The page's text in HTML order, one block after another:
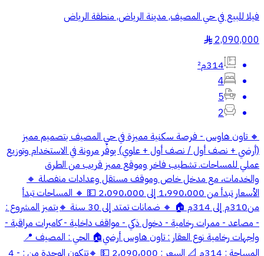
فيلا للبيع في حي المصيف, مدينة الرياض, منطقة الرياض
2,090,000
§
314م²
4
5
2
🔸 تاون هاوس - فرصة سكنية مميزة في حي المصيف بتصميم مميز
(أرضي + نصف أول / نصف أول + علوي) يوفّر مرونة في الاستخدام وتوزيع
عملي للمساحات. تشطيب فاخر وموقع مميز قريب من الطرق
والخدمات، مع مدخل خاص وموقف مستقل وعدادات منفصلة 🔸
الأسعار تبدأ من 1،990،000 إلى 2،090،000 💵 🔸 المساحات تبدأ
من310م إلى 314م 🏠 🔸 ضمانات تمتد إلى 30 سنة 🔸يتميز المشروع :
- مصاعد - ممرات رخامية - دخول ذكي - مواقف داخلية - كاميرات مراقبة -
واجهات رخامية نوع العقار : تاون هاوس أرضي🏠 الحي : المصيف 📍